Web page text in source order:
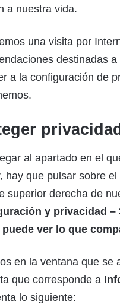
a nuestra vida.
una visita por
destinadas
a la configuración de
al apartado en el
hay que pulsar sobre
superior derecha de
y privacidad
puede ver lo que
en la ventana que se
que corresponde a
lo siguiente: